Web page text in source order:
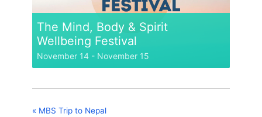
The Mind, Body & Spirit
Wellbeing Festival
November 14 - November 15
« MBS Trip to Nepal